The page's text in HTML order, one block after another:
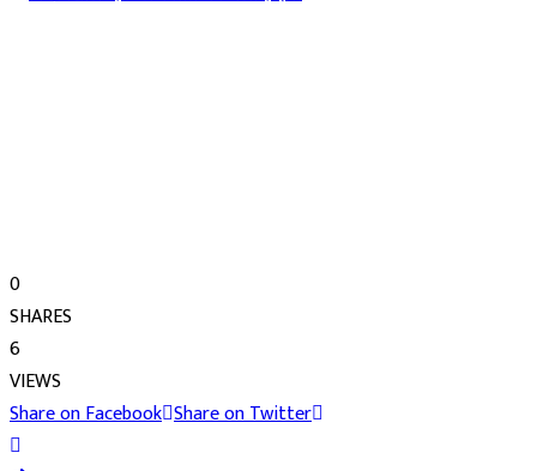
0
SHARES
6
VIEWS
Share on Facebook Share on Twitter